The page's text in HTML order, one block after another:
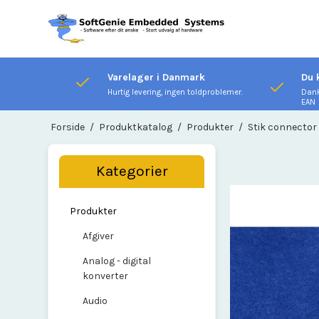
Varelager i Danmark
Hurtig levering, ingen toldproblemer.
Du
EAN
Forside / Produktkatalog / Produkter / Stik connector
Kategorier
Produkter
Afgiver
Analog - digital
konverter
Audio